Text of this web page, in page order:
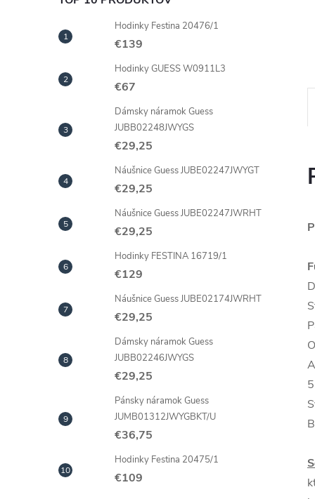
Hodinky Festina 20476/1
€139
Hodinky GUESS W0911L3
€67
Dámsky náramok Guess
JUBB02248JWYGS
€29,25
Náušnice Guess JUBE02247JWYGT
€29,25
Náušnice Guess JUBE02247JWRHT
€29,25
Hodinky FESTINA 16719/1
€129
Náušnice Guess JUBE02174JWRHT
€29,25
Dámsky náramok Guess
JUBB02246JWYGS
€29,25
Pánsky náramok Guess
JUMB01312JWYGBKT/U
€36,75
Hodinky Festina 20475/1
€109